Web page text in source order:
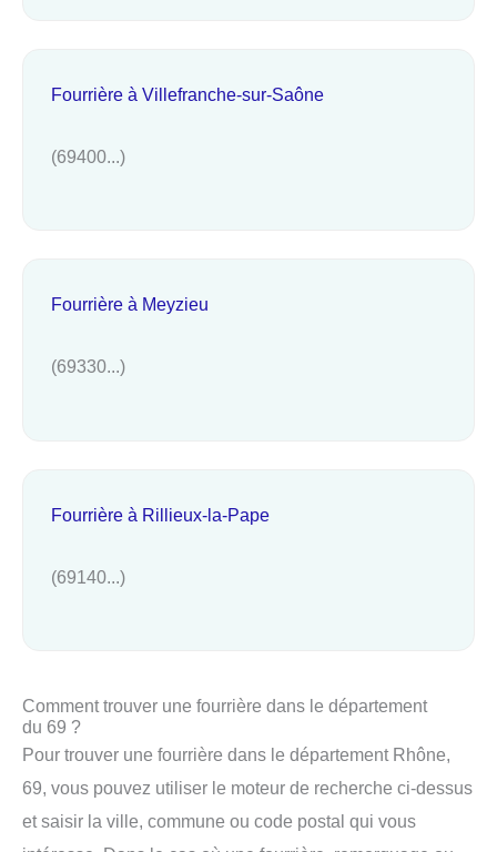
Fourrière à Villefranche-sur-Saône
(69400...)
Fourrière à Meyzieu
(69330...)
Fourrière à Rillieux-la-Pape
(69140...)
Comment trouver une fourrière dans le département
du 69 ?
Pour trouver une fourrière dans le département Rhône,
69, vous pouvez utiliser le moteur de recherche ci-dessus
et saisir la ville, commune ou code postal qui vous